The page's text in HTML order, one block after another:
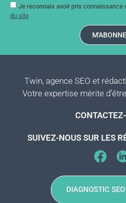
Je reconnais avoir pris connaissance
du site
Twin, agence SEO et
Votre expertise mérite
SUIVEZ-NOUS SUR LES
DIAGNOSTIC